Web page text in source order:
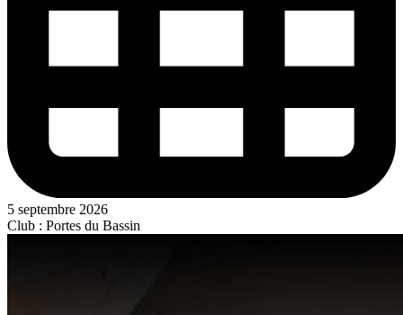
5 septembre 2026
Club : Portes du Bassin